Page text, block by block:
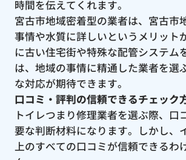
時間を伝えてくれます。
宮古市地域密着型の業者は、宮古市
事情や水質に詳しいというメリット
に古い住宅街や特殊な配管システム
は、地域の事情に精通した業者を選
な対応が期待できます。
口コミ・評判の信頼できるチェック
トイレつまり修理業者を選ぶ際、口
要な判断材料になります。しかし、
上のすべての口コミが信頼できるわ